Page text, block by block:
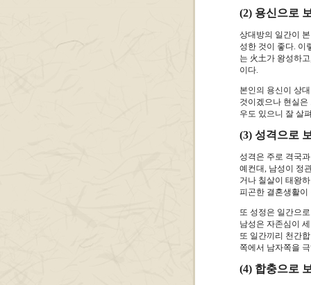
(2) 용신으로
상대방의 일간이
성한 것이 좋다. 이
는 火土가 왕성하
이다.
본인의 용신이 상
것이겠으나 현실
우도 있으니 잘 살
(3) 성격으로
성격은 주로 격국
예컨대, 남성이 정
거나 칠살이 태왕
피곤한 결혼생활이
또 성정은 일간으
남성은 자존심이
또 일간끼리 천간
쪽에서 남자쪽을
(4) 합충으로